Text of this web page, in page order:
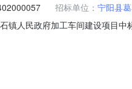
招标单位： 宁阳县
镇人民政府加工车间建设项目
270万元四、主要标的信息：标